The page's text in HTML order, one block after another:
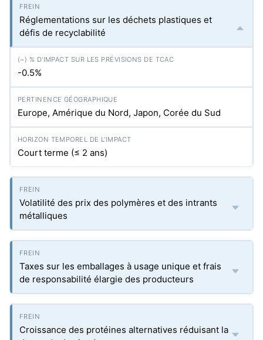
Réglementations sur les déchets plastiques et
défis de recyclabilité
-0.5%
Europe, Amérique du Nord, Japon, Corée du Sud
Court terme (≤ 2 ans)
Volatilité des prix des polymères et des intrants
métalliques
Taxes sur les emballages à usage unique et frais
de responsabilité élargie des producteurs
Croissance des protéines alternatives réduisant la